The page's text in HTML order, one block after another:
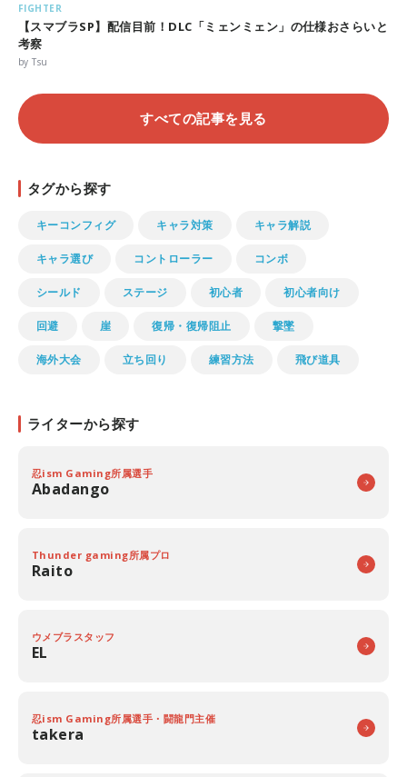
FIGHTER
【スマブラSP】配信目前！DLC「ミェンミェン」の仕様おさらいと
考察
by Tsu
すべての記事を見る
タグから探す
キーコンフィグ キャラ対策 キャラ解説
キャラ選び コントローラー コンボ
シールド ステージ 初心者 初心者向け
回避 崖 復帰・復帰阻止 撃墜
海外大会 立ち回り 練習方法 飛び道具
ライターから探す
忍ism Gaming所属選手
Abadango
Thunder gaming所属プロ
Raito
ウメブラスタッフ
EL
忍ism Gaming所属選手・闘龍門主催
takera